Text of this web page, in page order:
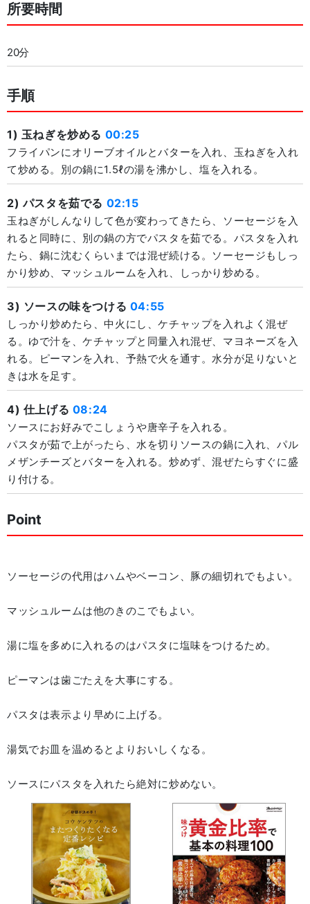
所要時間
20分
手順
1) 玉ねぎを炒める 00:25
フライパンにオリーブオイルとバターを入れ、玉ねぎを入れ
て炒める。別の鍋に1.5ℓの湯を沸かし、塩を入れる。
2) パスタを茹でる 02:15
玉ねぎがしんなりして色が変わってきたら、ソーセージを入
れると同時に、別の鍋の方でパスタを茹でる。パスタを入れ
たら、鍋に沈むくらいまでは混ぜ続ける。ソーセージもしっ
かり炒め、マッシュルームを入れ、しっかり炒める。
3) ソースの味をつける 04:55
しっかり炒めたら、中火にし、ケチャップを入れよく混ぜ
る。ゆで汁を、ケチャップと同量入れ混ぜ、マヨネーズを入
れる。ピーマンを入れ、予熱で火を通す。水分が足りないと
きは水を足す。
4) 仕上げる 08:24
ソースにお好みでこしょうや唐辛子を入れる。
パスタが茹で上がったら、水を切りソースの鍋に入れ、パル
メザンチーズとバターを入れる。炒めず、混ぜたらすぐに盛
り付ける。
Point
ソーセージの代用はハムやベーコン、豚の細切れでもよい。
マッシュルームは他のきのこでもよい。
湯に塩を多めに入れるのはパスタに塩味をつけるため。
ピーマンは歯ごたえを大事にする。
パスタは表示より早めに上げる。
湯気でお皿を温めるとよりおいしくなる。